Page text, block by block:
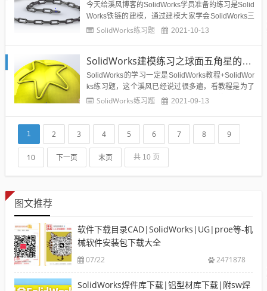
今天给溪风博客的SolidWorks学员准备的练习是Solid
Works铁链的建模，通过建模大家学会SolidWorks三
个命令【完整圆角】【移动复制】和【曲线驱动阵
dWorks软件...
SolidWorks练习题 2021-10-13
SolidWorks建模练习之球面五角星的绘制，
SolidWorks的学习一定是SolidWorks教程+SolidWor
ks练习题，这个溪风已经说过很多遍，看教程是为了
脑子能听会，学会老师的使用技巧，而做练习，则是
做练习少了，下面溪风给大家分享比较简单的...
SolidWorks练习题 2021-09-13
1 2 3 4 5 6 7 8 9
10 下一页 末页 共 10 页
图文推荐
软件下载目录CAD|SolidWorks|UG|proe等-机
械软件安装包下载大全
07/22 2471878
SolidWorks焊件库下载|铝型材库下载|附sw焊